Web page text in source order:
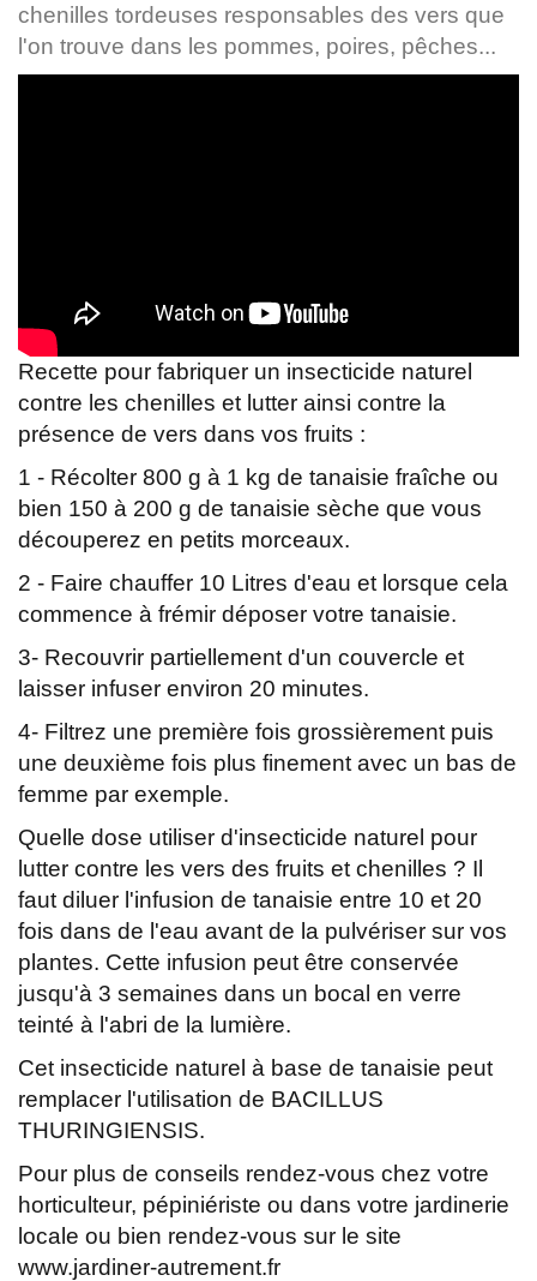
chenilles tordeuses responsables des vers que
l'on trouve dans les pommes, poires, pêches...
Recette pour fabriquer un insecticide naturel
contre les chenilles et lutter ainsi contre la
présence de vers dans vos fruits :
1 - Récolter 800 g à 1 kg de tanaisie fraîche ou
bien 150 à 200 g de tanaisie sèche que vous
découperez en petits morceaux.
2 - Faire chauffer 10 Litres d'eau et lorsque cela
commence à frémir déposer votre tanaisie.
3- Recouvrir partiellement d'un couvercle et
laisser infuser environ 20 minutes.
4- Filtrez une première fois grossièrement puis
une deuxième fois plus finement avec un bas de
femme par exemple.
Quelle dose utiliser d'insecticide naturel pour
lutter contre les vers des fruits et chenilles ? Il
faut diluer l'infusion de tanaisie entre 10 et 20
fois dans de l'eau avant de la pulvériser sur vos
plantes. Cette infusion peut être conservée
jusqu'à 3 semaines dans un bocal en verre
teinté à l'abri de la lumière.
Cet insecticide naturel à base de tanaisie peut
remplacer l'utilisation de BACILLUS
THURINGIENSIS.
Pour plus de conseils rendez-vous chez votre
horticulteur, pépiniériste ou dans votre jardinerie
locale ou bien rendez-vous sur le site
www.jardiner-autrement.fr